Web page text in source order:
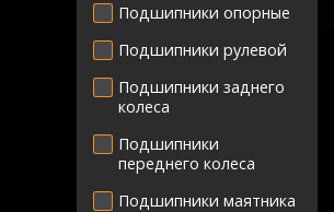
Подшипники опорные
Подшипники рулевой
Подшипники заднего
колеса
Подшипники
переднего колеса
Подшипники маятника